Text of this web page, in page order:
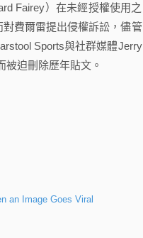
Fairey）在未經授權使用之
費爾雷提出侵權訴訟，儘管
Sports與社群媒體Jerry
迫刪除歷年貼文。
an Image Goes Viral